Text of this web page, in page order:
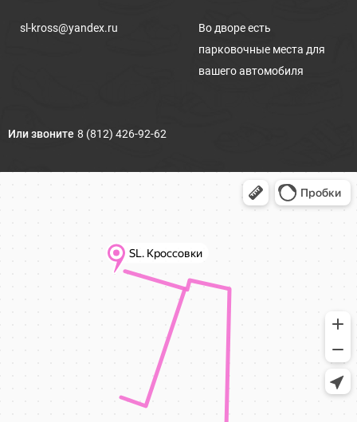
sl-kross@yandex.ru
Во дворе есть
парковочные места для
вашего автомобиля
Или звоните 8 (812) 426-92-62